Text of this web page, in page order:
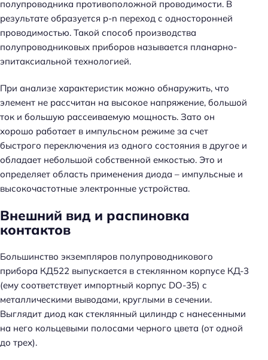
полупроводника противоположной проводимости. В
результате образуется p-n переход с односторонней
проводимостью. Такой способ производства
полупроводниковых приборов называется планарно-
эпитаксиальной технологией.
При анализе характеристик можно обнаружить, что
элемент не рассчитан на высокое напряжение, большой
ток и большую рассеиваемую мощность. Зато он
хорошо работает в импульсном режиме за счет
быстрого переключения из одного состояния в другое и
обладает небольшой собственной емкостью. Это и
определяет область применения диода – импульсные и
высокочастотные электронные устройства.
Внешний вид и распиновка
контактов
Большинство экземпляров полупроводникового
прибора КД522 выпускается в стеклянном корпусе КД-3
(ему соответствует импортный корпус DO-35) с
металлическими выводами, круглыми в сечении.
Выглядит диод как стеклянный цилиндр с нанесенными
на него кольцевыми полосами черного цвета (от одной
до трех).